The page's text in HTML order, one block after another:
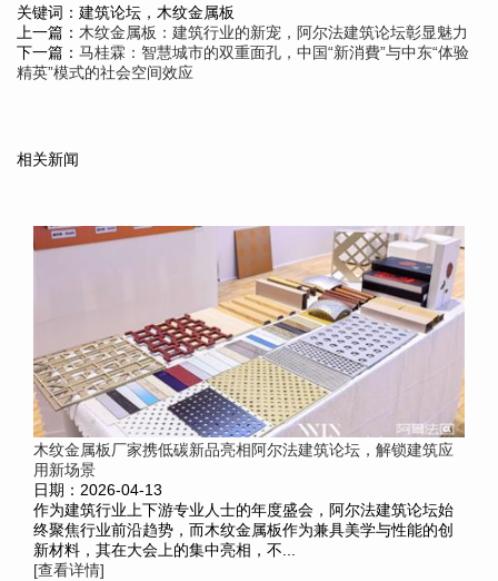
关键词：建筑论坛，木纹金属板
上一篇： 木纹金属板：建筑行业的新宠，阿尔法建筑论坛彰显魅力
下一篇： 马桂霖：智慧城市的双重面孔，中国“新消費”与中东“体验
精英”模式的社会空间效应
相关新闻
木纹金属板厂家携低碳新品亮相阿尔法建筑论坛，解锁建筑应
用新场景
日期：2026-04-13
作为建筑行业上下游专业人士的年度盛会，阿尔法建筑论坛始
终聚焦行业前沿趋势，而木纹金属板作为兼具美学与性能的创
新材料，其在大会上的集中亮相，不...
[查看详情]